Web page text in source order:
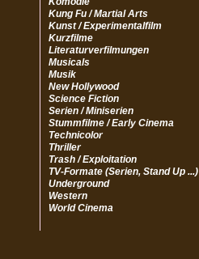
Kung Fu / Martial Arts
Kunst / Experimentalfilm
Kurzfilme
Literaturverfilmungen
Musicals
Musik
New Hollywood
Science Fiction
Serien / Miniserien
Stummfilme / Early Cinema
Technicolor
Thriller
Trash / Exploitation
TV-Formate (Serien, Stand Up ...)
Underground
Western
World Cinema